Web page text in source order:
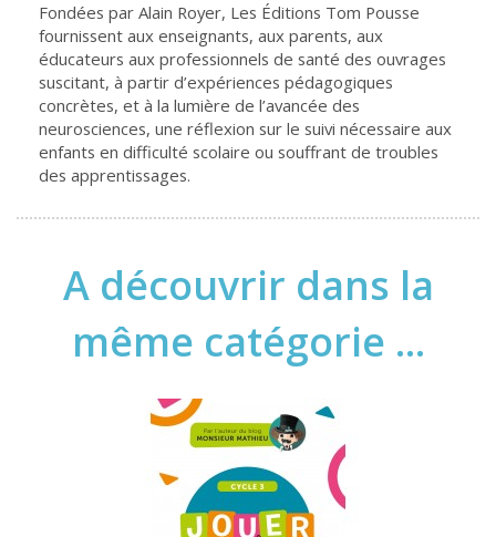
Fondées par Alain Royer, Les Éditions Tom Pousse
fournissent aux enseignants, aux parents, aux
éducateurs aux professionnels de santé des ouvrages
suscitant, à partir d’expériences pédagogiques
concrètes, et à la lumière de l’avancée des
neurosciences, une réflexion sur le suivi nécessaire aux
enfants en difficulté scolaire ou souffrant de troubles
des apprentissages.
A découvrir dans la
même catégorie ...